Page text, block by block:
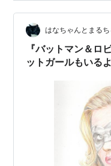
はなちゃんとまるち
『バットマン＆ロ
ットガールもいるよ